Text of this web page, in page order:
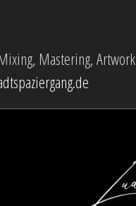
Mastering, Artwork